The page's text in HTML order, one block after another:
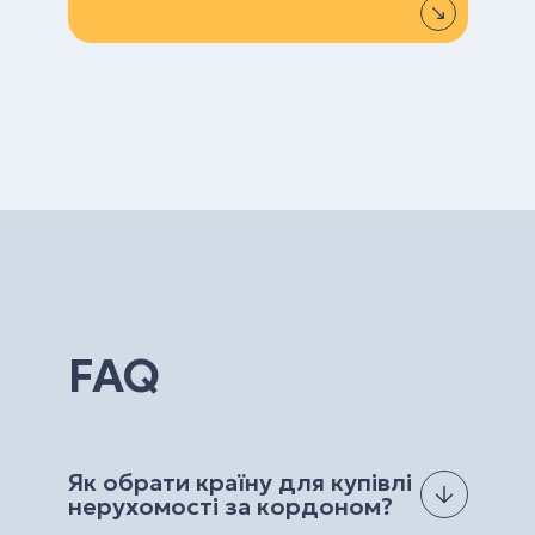
FAQ
Як обрати країну для купівлі
нерухомості за кордоном?